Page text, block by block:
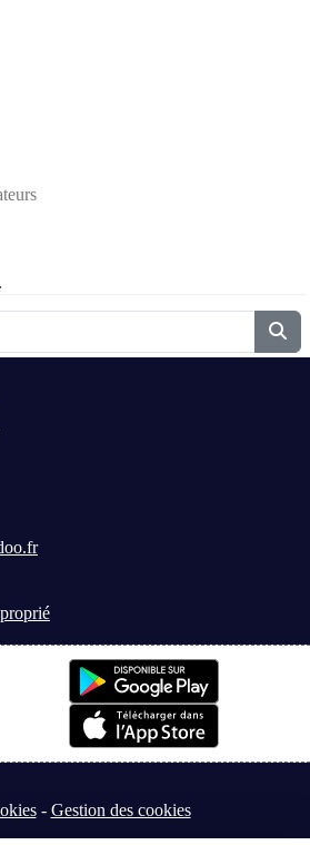
Gestion des cookies